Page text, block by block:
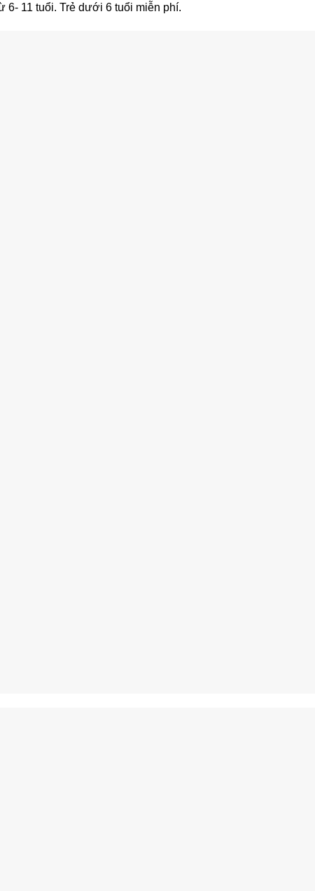
11 tuổi. Trẻ dưới 6 tuổi miễn phí.